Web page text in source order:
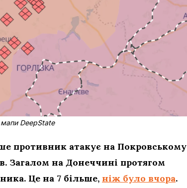
мапи DeepState
противник атакує на Покровському
Загалом на Донеччині протягом
Це на 7 більше, ніж було вчора.